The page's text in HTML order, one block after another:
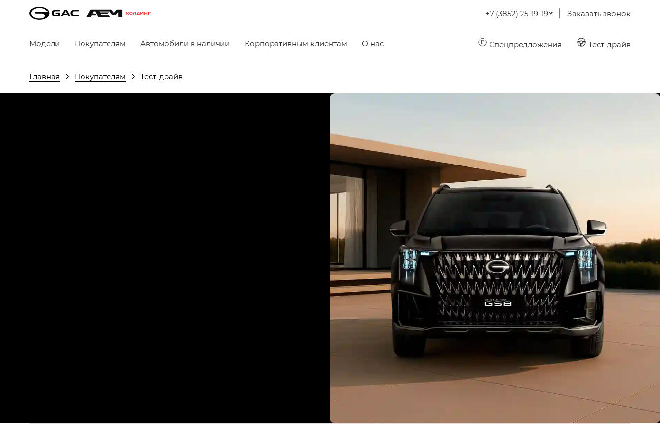
+7 (3852) 25-19-19 Заказать звонок
Модели Покупателям Автомобили в наличии Корпоративным клиентам О нас Спецпредложения Тест-драйв
Главная Покупателям Тест-драйв